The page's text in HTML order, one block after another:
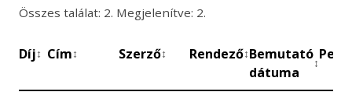
Összes találat: 2. Megjelenítve: 2.
Díj↕ Cím↕ Szerző↕ Rendező↕Bemutató
dátuma
↕
Perc